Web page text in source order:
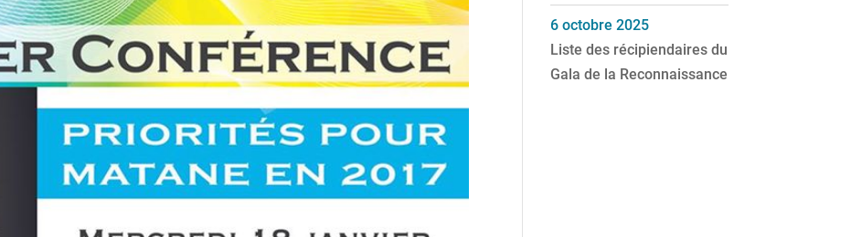
Liste des récipiendaires du
Gala de la Reconnaissance
6 octobre 2025